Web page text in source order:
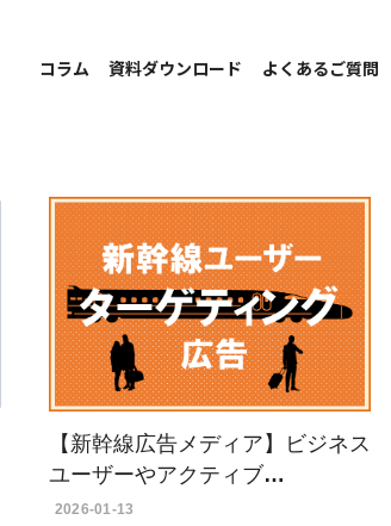
コラム 資料ダウンロード よくあるご質問
【新幹線広告メディア】ビジネス
ユーザーやアクティブ…
2026-01-13